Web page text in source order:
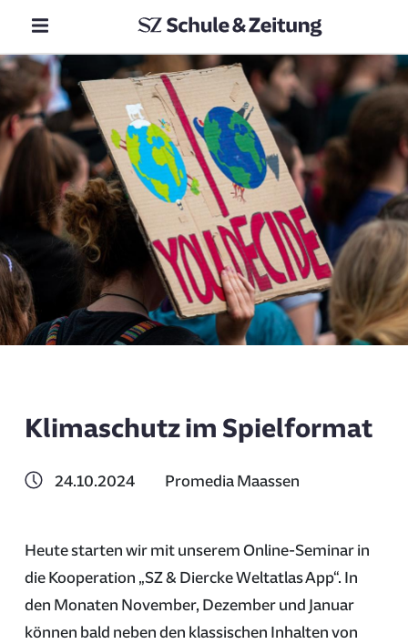
Klimaschutz im Spielformat
24.10.2024 Promedia Maassen
Heute starten wir mit unserem Online-Seminar in
die Kooperation „SZ & Diercke Weltatlas App“. In
den Monaten November, Dezember und Januar
können bald neben den klassischen Inhalten von